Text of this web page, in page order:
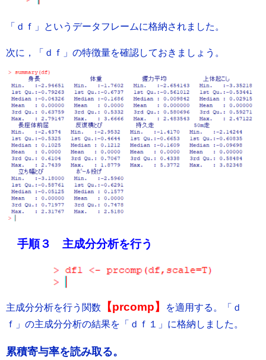
「ｄｆ」というデータフレームに格納されました。
次に，「ｄｆ」の特徴量を確認しておきましょう。
手順３ 主成分分析を行う
主成分分析を行う関数 【prcomp】
を適用する。「ｄ
ｆ」の主成分分析の結果を「ｄｆ１」に格納しました。
累積寄与率を読み取る。